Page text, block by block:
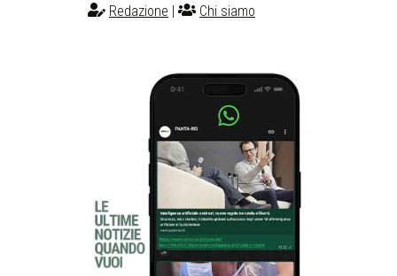
Redazione
Chi siamo